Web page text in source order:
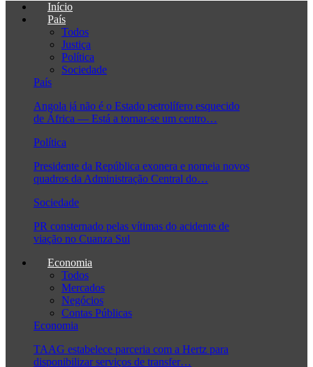
Início
País
Todos
Justiça
Política
Sociedade
País
Angola já não é o Estado petrolífero esquecido
de África — Está a tornar-se um centro…
Política
Presidente da República exonera e nomeia novos
quadros da Administração Central do…
Sociedade
PR consternado pelas vítimas do acidente de
viação no Cuanza Sul
Economia
Todos
Mercados
Negócios
Contas Públicas
Economia
TAAG estabelece parceria com a Hertz para
disponibilizar serviços de transfer…